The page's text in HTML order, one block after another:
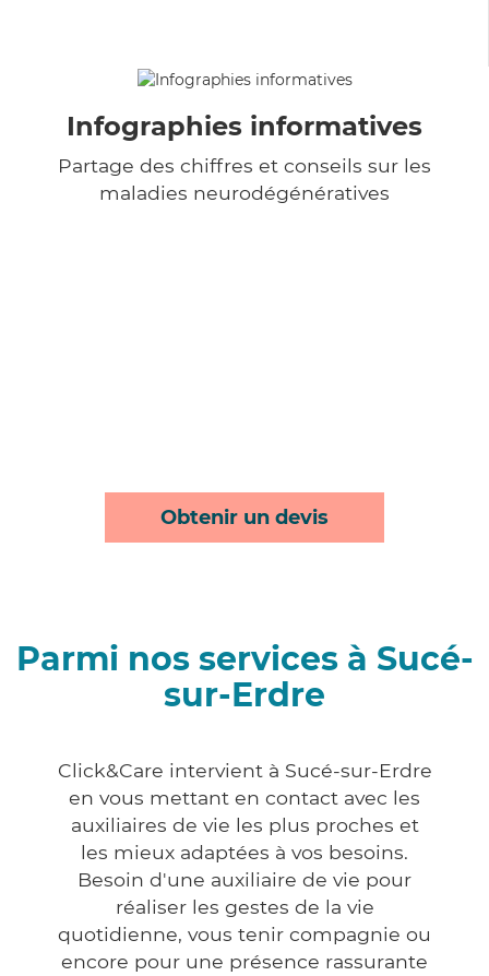
Infographies informatives
Partage des chiffres et conseils sur les
maladies neurodégénératives
Obtenir un devis
Parmi nos services à Sucé-
sur-Erdre
Click&Care intervient à Sucé-sur-Erdre
en vous mettant en contact avec les
auxiliaires de vie les plus proches et
les mieux adaptées à vos besoins.
Besoin d'une auxiliaire de vie pour
réaliser les gestes de la vie
quotidienne, vous tenir compagnie ou
encore pour une présence rassurante